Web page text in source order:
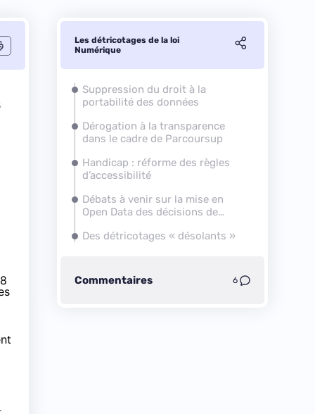
Les détricotages de la loi
Numérique
Suppression du droit à la
portabilité des données
Dérogation à la transparence
dans le cadre de Parcoursup
Handicap : réforme des règles
d’accessibilité
Débats à venir sur la mise en
Open Data des décisions de
Des détricotages « désolants »
Commentaires 6